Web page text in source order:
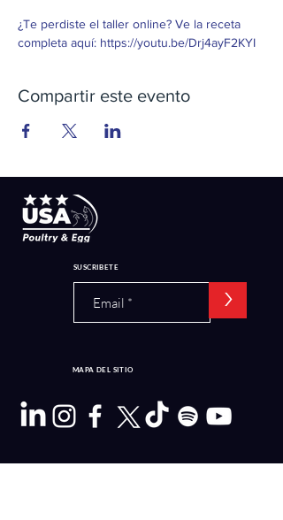
¿Te perdiste el taller online? Ve la receta
completa aquí: https://youtu.be/Drj4ayF2KYI
Compartir este evento
SUSCRIBETE
>
MAPA DEL SITIO